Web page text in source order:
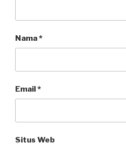
Nama*
Email*
Situs Web